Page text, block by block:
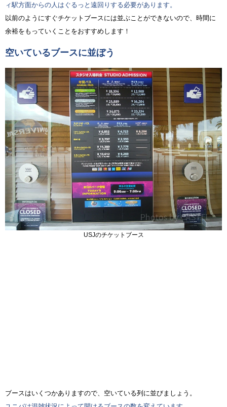
ィ駅方面からの人はぐるっと遠回りする必要があります。
以前のようにすぐチケットブースには並ぶことができないので、時間に
余裕をもっていくことをおすすめします！
空いているブースに並ぼう
USJのチケットブース
ブースはいくつかありますので、空いている列に並びましょう。